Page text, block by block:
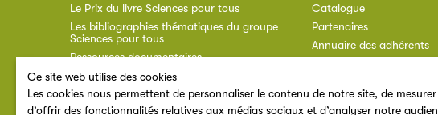
Ce site web utilise des cookies
Les cookies nous permettent de personnaliser le contenu de notre site, de mesurer
d’offrir des fonctionnalités relatives aux médias sociaux et d’analyser notre
Le Prix du livre Sciences pour tous
Les bibliographies thématiques du groupe
Sciences pour tous
Ressources documentaires
Catalogue
Partenaires
Annuaire des adhérents